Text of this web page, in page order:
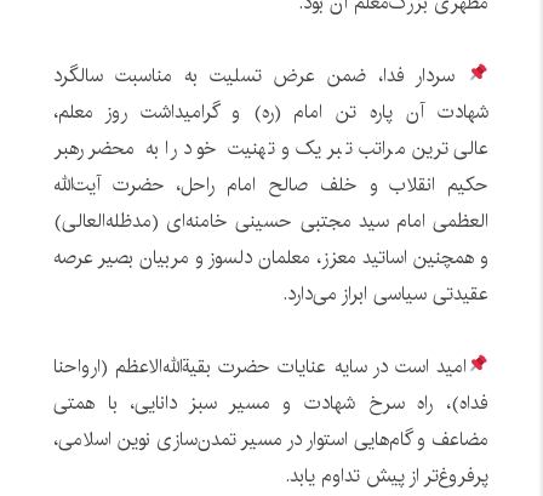
سردار فدا، ضمن عرض تسلیت به مناسبت سالگرد
شهادت آن پاره تن امام (ره) و گرامیداشت روز معلم،
عالی‌ترین مراتب تبریک و تهنیت خود را به محضر رهبر
حکیم انقلاب و خلف صالح امام راحل، حضرت آیت‌الله
العظمی امام سید مجتبی حسینی خامنه‌ای (مدظله‌العالی)
و همچنین اساتید معزز، معلمان دلسوز و مربیان بصیر عرصه
عقیدتی سیاسی ابراز می‌دارد.
امید است در سایه عنایات حضرت بقیة‌الله‌الاعظم (ارواحنا
فداه)، راه سرخ شهادت و مسیر سبز دانایی، با همتی
مضاعف و گام‌هایی استوار در مسیر تمدن‌سازی نوین اسلامی،
پرفروغ‌تر از پیش تداوم یابد.